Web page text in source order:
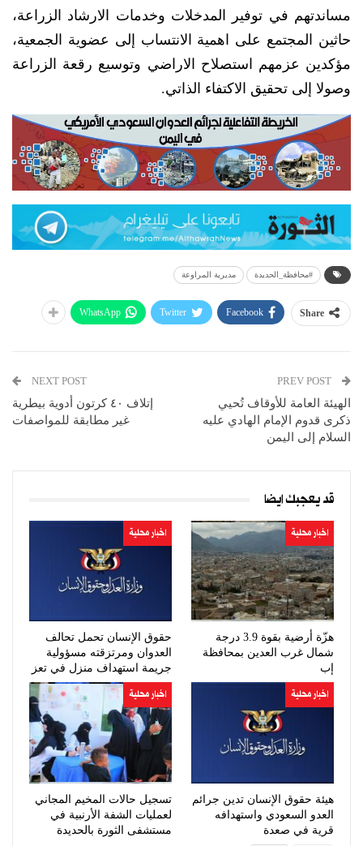
مساندتهم في توفير المدخلات وخدمات الارشاد الزراعة،
حاثين المجتمع على اهمية الانتساب إلى عضوية الجمعية،
مؤكدين عزمهم استصلاح الاراضي وتوسيع رقعة الزراعة
وصولا إلى تحقيق الاكتفاء الذاتي.
#محافظة_الحديدة مديرية المراوعة
Share
Facebook
Twitter
WhatsApp
الهيئة العامة للأوقاف تُحيي
ذكرى قدوم الإمام الهادي عليه
السلام إلى اليمن
NEXT POST
إتلاف ٤٠ كرتون أدوية بيطرية
غير مطابقة للمواصفات
قد يعجبك ايضا
اخبار محلية
هزّة أرضية بقوة 3.9 درجة
شمال غرب العدين بمحافظة
إب
اخبار محلية
حقوق الإنسان تحمل تحالف
العدوان ومرتزقته مسؤولية
جريمة استهداف منزل في تعز
اخبار محلية
هيئة حقوق الإنسان تدين جرائم
العدو السعودي واستهدافه
قرية في صعدة
اخبار محلية
تسجيل حالات المخيم المجاني
لعمليات الشفة الأرنبية في
مستشفى الثورة بالحديدة